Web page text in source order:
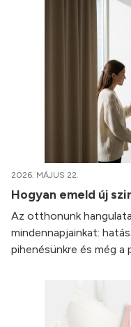
2026. MÁJUS 22.
Hogyan emeld új
Az otthonunk
mindennapjainkat:
pihenésünkre és még a